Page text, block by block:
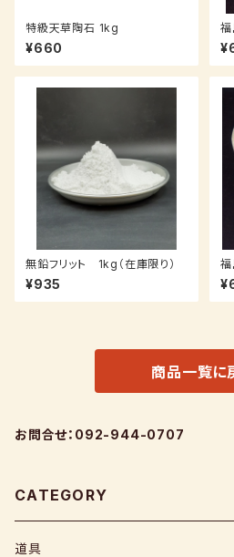
特級天草陶石 1kg
¥660
福
（
無鉛フリット 1kg（在庫限り）
¥935
福
（
商品一覧に
お問合せ：092-944-0707
CATEGORY
道具